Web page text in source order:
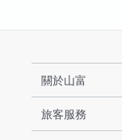
關於山富
旅客服務